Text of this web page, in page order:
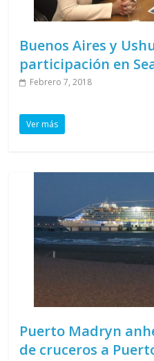
Buenos Aires y
participación en
Febrero 7, 2018
Ver más
Puerto Madryn
de cruceros a